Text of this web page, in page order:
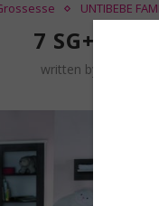
UNTIBEBE
7 SG+6 –
written by